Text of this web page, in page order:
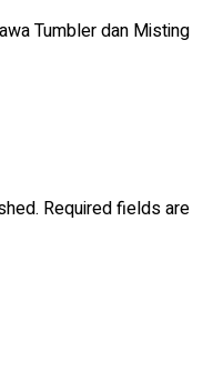
Tumbler dan Misting
Required fields are